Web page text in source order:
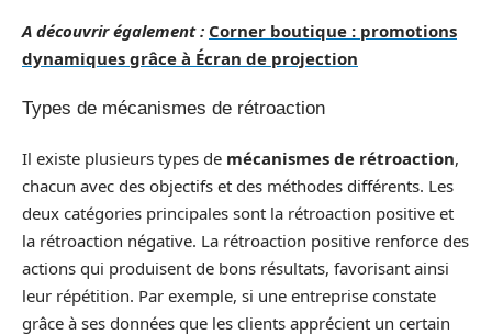
A découvrir également : Corner boutique : promotions
dynamiques grâce à Écran de projection
Types de mécanismes de rétroaction
Il existe plusieurs types de mécanismes de rétroaction,
chacun avec des objectifs et des méthodes différents. Les
deux catégories principales sont la rétroaction positive et
la rétroaction négative. La rétroaction positive renforce des
actions qui produisent de bons résultats, favorisant ainsi
leur répétition. Par exemple, si une entreprise constate
grâce à ses données que les clients apprécient un certain